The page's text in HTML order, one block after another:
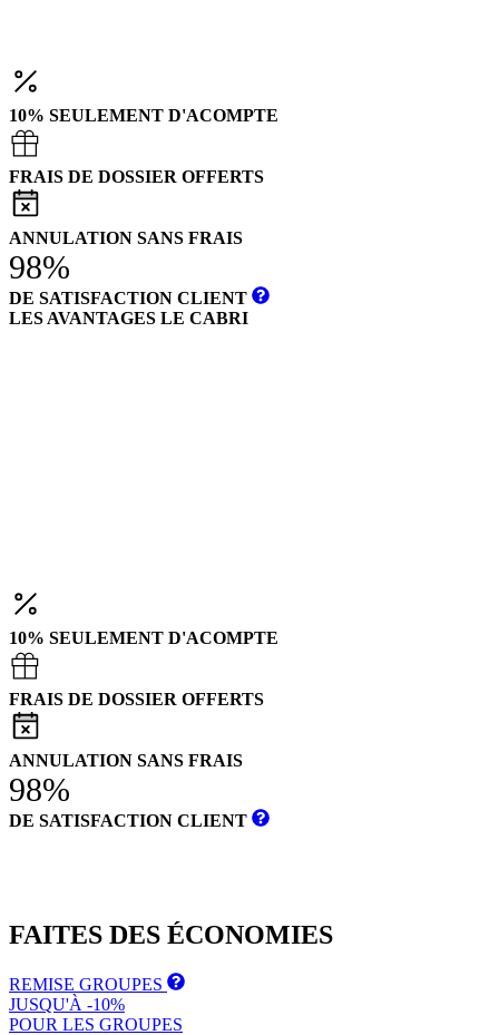
10% SEULEMENT D'ACOMPTE
FRAIS DE DOSSIER OFFERTS
ANNULATION SANS FRAIS
98%
DE SATISFACTION CLIENT
LES AVANTAGES LE CABRI
10% SEULEMENT D'ACOMPTE
FRAIS DE DOSSIER OFFERTS
ANNULATION SANS FRAIS
98%
DE SATISFACTION CLIENT
FAITES DES ÉCONOMIES
REMISE GROUPES
JUSQU'À -10%
POUR LES GROUPES